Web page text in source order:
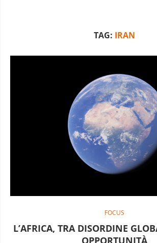
TAG: IRAN
FOCUS
L’AFRICA, TRA DISORDINE
OPPORTUNITÀ